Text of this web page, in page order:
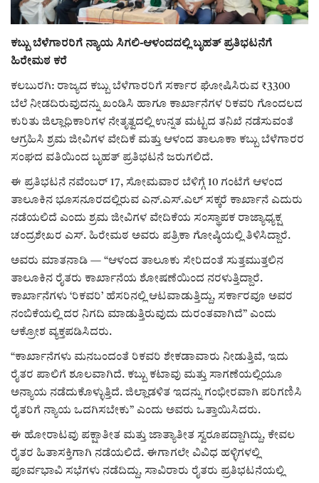
ಸುದ್ದಿ
e-paper (ಇ–ಪೇಪರ್‌)
ಪುಸ್ತಕ ಪರಿಚಯ
ಅಂಕಣ
ಸಾಧಕರ ಪರಿಚಯ
ಸಂಪಾದಕೀಯ
ಕವನ
Digital Subscription
ಕಬ್ಬು ಬೆಳೆಗಾರರಿಗೆ ನ್ಯಾಯ ಸಿಗಲಿ-ಆಳಂದದಲ್ಲಿ ಬೃಹತ್ ಪ್ರತಿಭಟನೆಗೆ
ಹಿರೇಮಠ ಕರೆ
ಕಲಬುರಗಿ: ರಾಜ್ಯದ ಕಬ್ಬು ಬೆಳೆಗಾರರಿಗೆ ಸರ್ಕಾರ ಘೋಷಿಸಿರುವ ₹3300
ಬೆಲೆ ನೀಡದಿರುವುದನ್ನು ಖಂಡಿಸಿ ಹಾಗೂ ಕಾರ್ಖಾನೆಗಳ ರಿಕವರಿ ಗೊಂದಲದ
ಕುರಿತು ಜಿಲ್ಲಾಧಿಕಾರಿಗಳ ನೇತೃತ್ವದಲ್ಲಿ ಉನ್ನತ ಮಟ್ಟದ ತನಿಖೆ ನಡೆಸುವಂತೆ
ಆಗ್ರಹಿಸಿ ಶ್ರಮ ಜೀವಿಗಳ ವೇದಿಕೆ ಮತ್ತು ಆಳಂದ ತಾಲೂಕಾ ಕಬ್ಬು ಬೆಳೆಗಾರರ
ಸಂಘದ ವತಿಯಿಂದ ಬೃಹತ್ ಪ್ರತಿಭಟನೆ ಜರುಗಲಿದೆ.
ಈ ಪ್ರತಿಭಟನೆ ನವೆಂಬರ್ 17, ಸೋಮವಾರ ಬೆಳಿಗ್ಗೆ 10 ಗಂಟೆಗೆ ಆಳಂದ
ತಾಲೂಕಿನ ಭೂಸನೂರದಲ್ಲಿರುವ ಎನ್.ಎಸ್.ಎಲ್ ಸಕ್ಕರೆ ಕಾರ್ಖಾನೆ ಎದುರು
ನಡೆಯಲಿದೆ ಎಂದು ಶ್ರಮ ಜೀವಿಗಳ ವೇದಿಕೆಯ ಸಂಸ್ಥಾಪಕ ರಾಜ್ಯಾಧ್ಯಕ್ಷ
ಚಂದ್ರಶೇಖರ ಎಸ್. ಹಿರೇಮಠ ಅವರು ಪತ್ರಿಕಾ ಗೋಷ್ಠಿಯಲ್ಲಿ ತಿಳಿಸಿದ್ದಾರೆ.
ಅವರು ಮಾತನಾಡಿ — “ಆಳಂದ ತಾಲೂಕು ಸೇರಿದಂತೆ ಸುತ್ತಮುತ್ತಲಿನ
ತಾಲೂಕಿನ ರೈತರು ಕಾರ್ಖಾನೆಯ ಶೋಷಣೆಯಿಂದ ನರಳುತ್ತಿದ್ದಾರೆ.
ಕಾರ್ಖಾನೆಗಳು ‘ರಿಕವರಿ’ ಹೆಸರಿನಲ್ಲಿ ಆಟವಾಡುತ್ತಿದ್ದು, ಸರ್ಕಾರವೂ ಅವರ
ನಂಬಿಕೆಯಲ್ಲಿ ದರ ನಿಗದಿ ಮಾಡುತ್ತಿರುವುದು ದುರಂತವಾಗಿದೆ” ಎಂದು
ಆಕ್ರೋಶ ವ್ಯಕ್ತಪಡಿಸಿದರು.
“ಕಾರ್ಖಾನೆಗಳು ಮನಬಂದಂತೆ ರಿಕವರಿ ಶೇಕಡಾವಾರು ನೀಡುತ್ತಿವೆ, ಇದು
ರೈತರ ಪಾಲಿಗೆ ಶೂಲವಾಗಿದೆ. ಕಬ್ಬು ಕಟಾವು ಮತ್ತು ಸಾಗಣೆಯಲ್ಲಿಯೂ
ಅನ್ಯಾಯ ನಡೆದುಕೊಳ್ಳುತ್ತಿದೆ. ಜಿಲ್ಲಾಡಳಿತ ಇದನ್ನು ಗಂಭೀರವಾಗಿ ಪರಿಗಣಿಸಿ
ರೈತರಿಗೆ ನ್ಯಾಯ ಒದಗಿಸಬೇಕು” ಎಂದು ಅವರು ಒತ್ತಾಯಿಸಿದರು.
ಈ ಹೋರಾಟವು ಪಕ್ಷಾತೀತ ಮತ್ತು ಜಾತ್ಯಾತೀತ ಸ್ವರೂಪದ್ದಾಗಿದ್ದು, ಕೇವಲ
ರೈತರ ಹಿತಾಸಕ್ತಿಗಾಗಿ ನಡೆಯಲಿದೆ. ಈಗಾಗಲೇ ವಿವಿಧ ಹಳ್ಳಿಗಳಲ್ಲಿ
ಪೂರ್ವಭಾವಿ ಸಭೆಗಳು ನಡೆದಿದ್ದು, ಸಾವಿರಾರು ರೈತರು ಪ್ರತಿಭಟನೆಯಲ್ಲಿ